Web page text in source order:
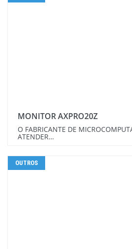
MONITOR AXPRO20Z
O FABRICANTE DE
ATENDER…
OUTROS